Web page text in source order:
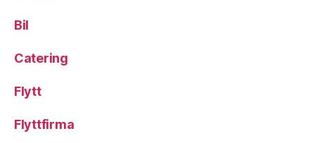
Bil
Catering
Flytt
Flyttfirma